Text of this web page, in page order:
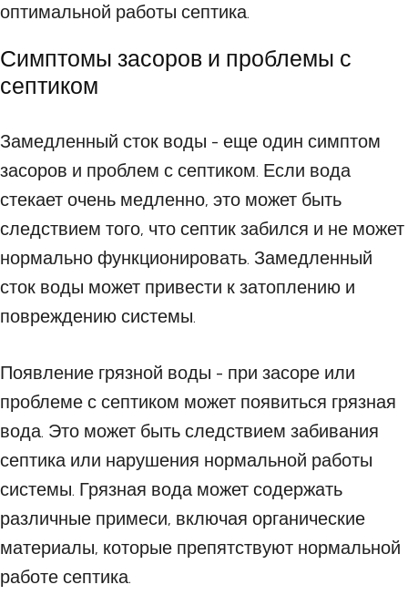
оптимальной работы септика.
Симптомы засоров и проблемы с
септиком
Замедленный сток воды - еще один симптом
засоров и проблем с септиком. Если вода
стекает очень медленно, это может быть
следствием того, что септик забился и не может
нормально функционировать. Замедленный
сток воды может привести к затоплению и
повреждению системы.
Появление грязной воды - при засоре или
проблеме с септиком может появиться грязная
вода. Это может быть следствием забивания
септика или нарушения нормальной работы
системы. Грязная вода может содержать
различные примеси, включая органические
материалы, которые препятствуют нормальной
работе септика.